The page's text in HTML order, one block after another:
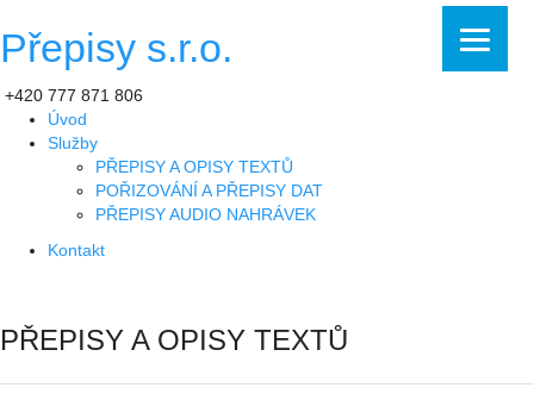
Přepisy s.r.o.
+420 777 871 806
Úvod
Služby
PŘEPISY A OPISY TEXTŮ
POŘIZOVÁNÍ A PŘEPISY DAT
PŘEPISY AUDIO NAHRÁVEK
Kontakt
PŘEPISY A OPISY TEXTŮ